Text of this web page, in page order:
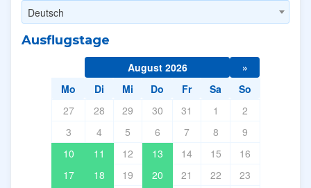
Deutsch
Ausflugstage
August 2026
»
Mo
Di Mi Do Fr Sa
So
27
28 29 30 31 1
2
3
4 5 6 7 8
9
10
11 12 13 14 15
16
17
18 19 20 21 22
23